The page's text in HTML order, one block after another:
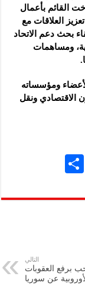
القائم بأعمال
العلاقات مع
بحث دعم الاتحاد
ومساهمات
ومؤسساته
الاقتصادي ونقل
E
ar
التالي
برفع العقوبات
عن سوريا